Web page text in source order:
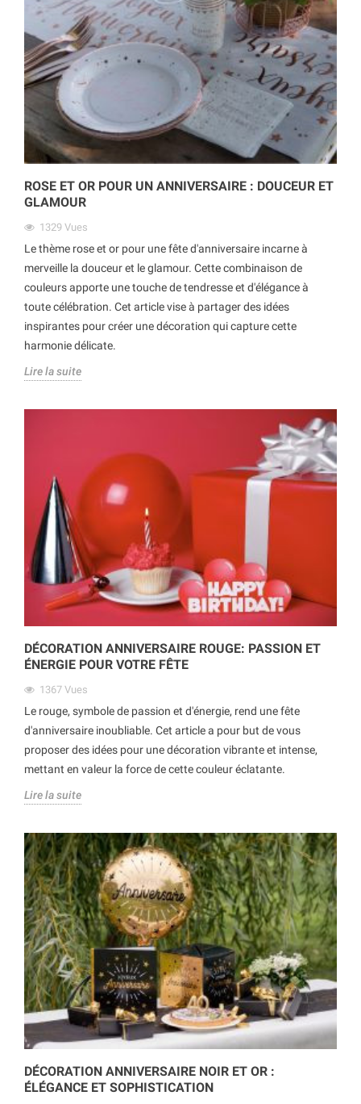
ROSE ET OR POUR UN ANNIVERSAIRE : DOUCEUR ET
GLAMOUR
1329 Vues
Le thème rose et or pour une fête d'anniversaire incarne à
merveille la douceur et le glamour. Cette combinaison de
couleurs apporte une touche de tendresse et d'élégance à
toute célébration. Cet article vise à partager des idées
inspirantes pour créer une décoration qui capture cette
harmonie délicate.
Lire la suite
DÉCORATION ANNIVERSAIRE ROUGE: PASSION ET
ÉNERGIE POUR VOTRE FÊTE
1367 Vues
Le rouge, symbole de passion et d'énergie, rend une fête
d'anniversaire inoubliable. Cet article a pour but de vous
proposer des idées pour une décoration vibrante et intense,
mettant en valeur la force de cette couleur éclatante.
Lire la suite
DÉCORATION ANNIVERSAIRE NOIR ET OR :
ÉLÉGANCE ET SOPHISTICATION